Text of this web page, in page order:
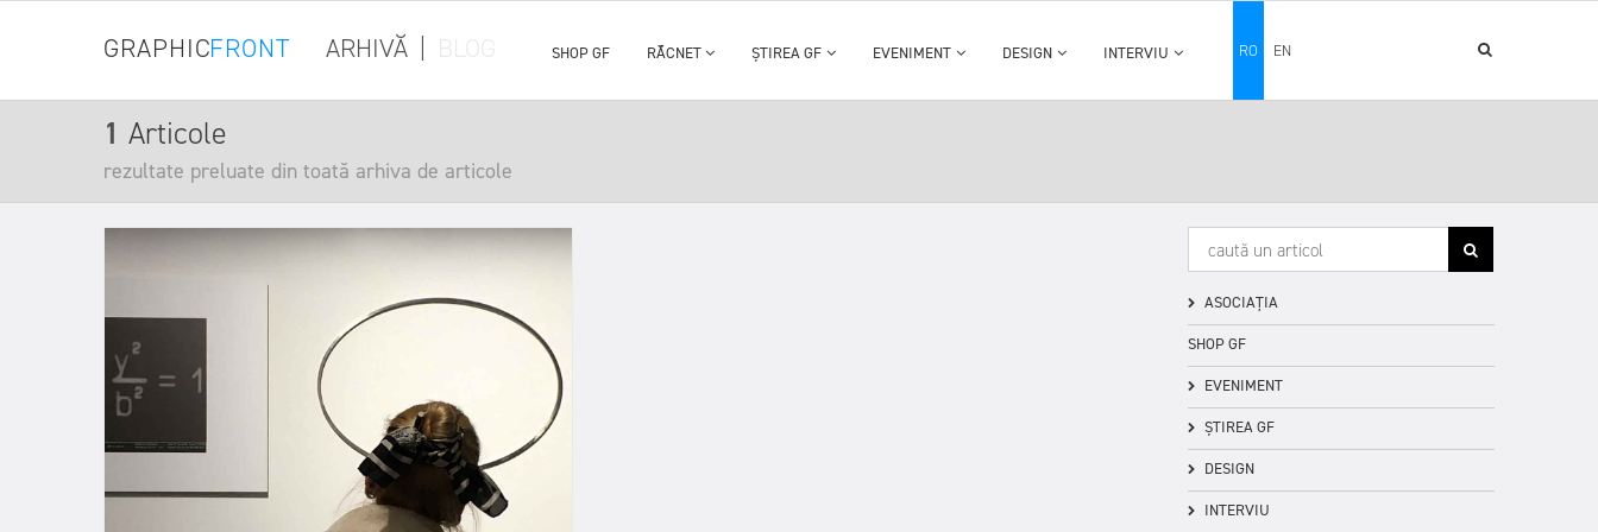
GRAPHICFRONT ARHIVĂ SHOP GF RĂCNET ȘTIREA GF EVENIMENT DESIGN INTERVIU RO EN
1 Articole
rezultate preluate din toată arhiva de articole
ASOCIAȚIA
SHOP GF
EVENIMENT
ȘTIREA GF
DESIGN
INTERVIU